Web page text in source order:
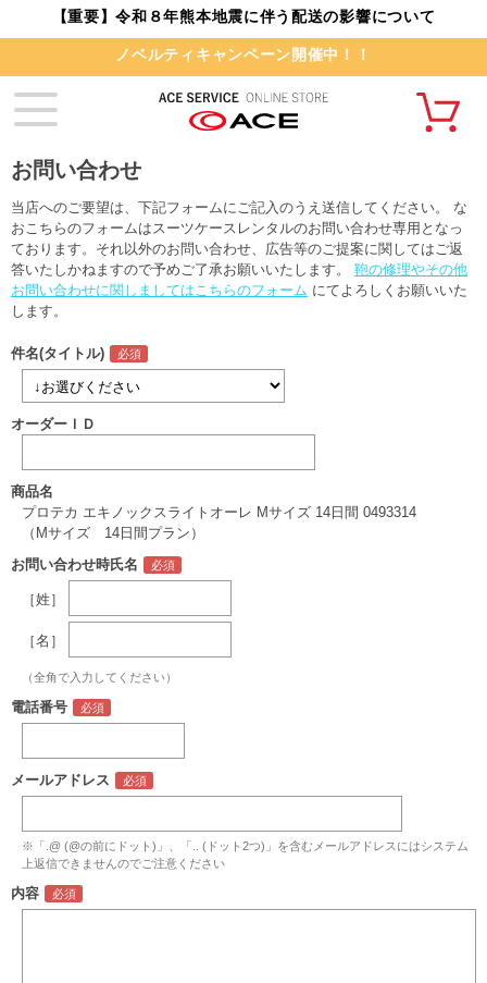
【重要】令和８年熊本地震に伴う配送の影響について
ノベルティキャンペーン開催中！！
お問い合わせ
当店へのご要望は、下記フォームにご記入のうえ送信してください。 な
おこちらのフォームはスーツケースレンタルのお問い合わせ専用となっ
ております。それ以外のお問い合わせ、広告等のご提案に関してはご返
答いたしかねますので予めご了承お願いいたします。 鞄の修理やその他
お問い合わせに関しましてはこちらのフォーム にてよろしくお願いいた
します。
件名(タイトル)
オーダーＩＤ
商品名
プロテカ エキノックスライトオーレ Mサイズ 14日間 0493314
（Mサイズ 14日間プラン）
お問い合わせ時氏名
［姓］
［名］
（全角で入力してください）
電話番号
メールアドレス
※「.@ (@の前にドット)」、「.. (ドット2つ)」を含むメールアドレスにはシステム
上返信できませんのでご注意ください
内容